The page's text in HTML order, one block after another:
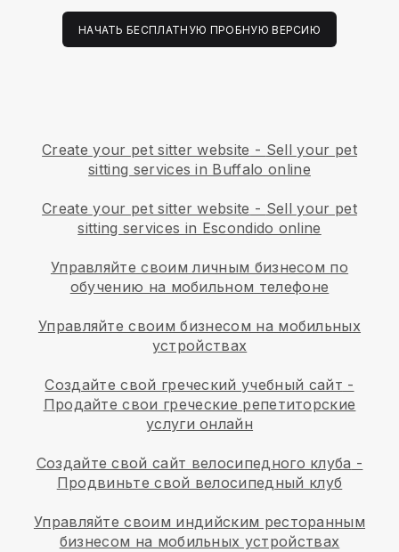
НАЧАТЬ БЕСПЛАТНУЮ ПРОБНУЮ ВЕРСИЮ
Create your pet sitter website - Sell your pet
sitting services in Buffalo online
Create your pet sitter website - Sell your pet
sitting services in Escondido online
Управляйте своим личным бизнесом по
обучению на мобильном телефоне
Управляйте своим бизнесом на мобильных
устройствах
Создайте свой греческий учебный сайт -
Продайте свои греческие репетиторские
услуги онлайн
Создайте свой сайт велосипедного клуба -
Продвиньте свой велосипедный клуб
Управляйте своим индийским ресторанным
бизнесом на мобильных устройствах